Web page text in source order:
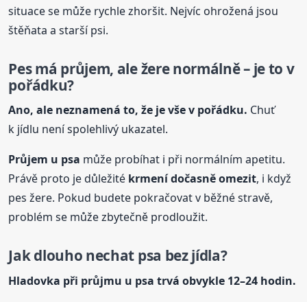
situace se může rychle zhoršit. Nejvíc ohrožená jsou
štěňata a starší psi.
Pes má průjem, ale žere normálně – je to v
pořádku?
Ano, ale neznamená to, že je vše v pořádku. Chuť
k jídlu není spolehlivý ukazatel.
Průjem u psa může probíhat i při normálním apetitu.
Právě proto je důležité krmení dočasně omezit, i když
pes žere. Pokud budete pokračovat v běžné stravě,
problém se může zbytečně prodloužit.
Jak dlouho nechat psa bez jídla?
Hladovka při průjmu u psa trvá obvykle 12–24 hodin.